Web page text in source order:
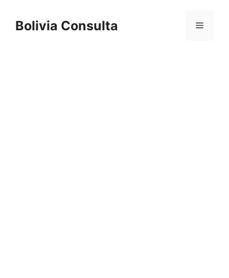
contentBolivia Consulta Menu